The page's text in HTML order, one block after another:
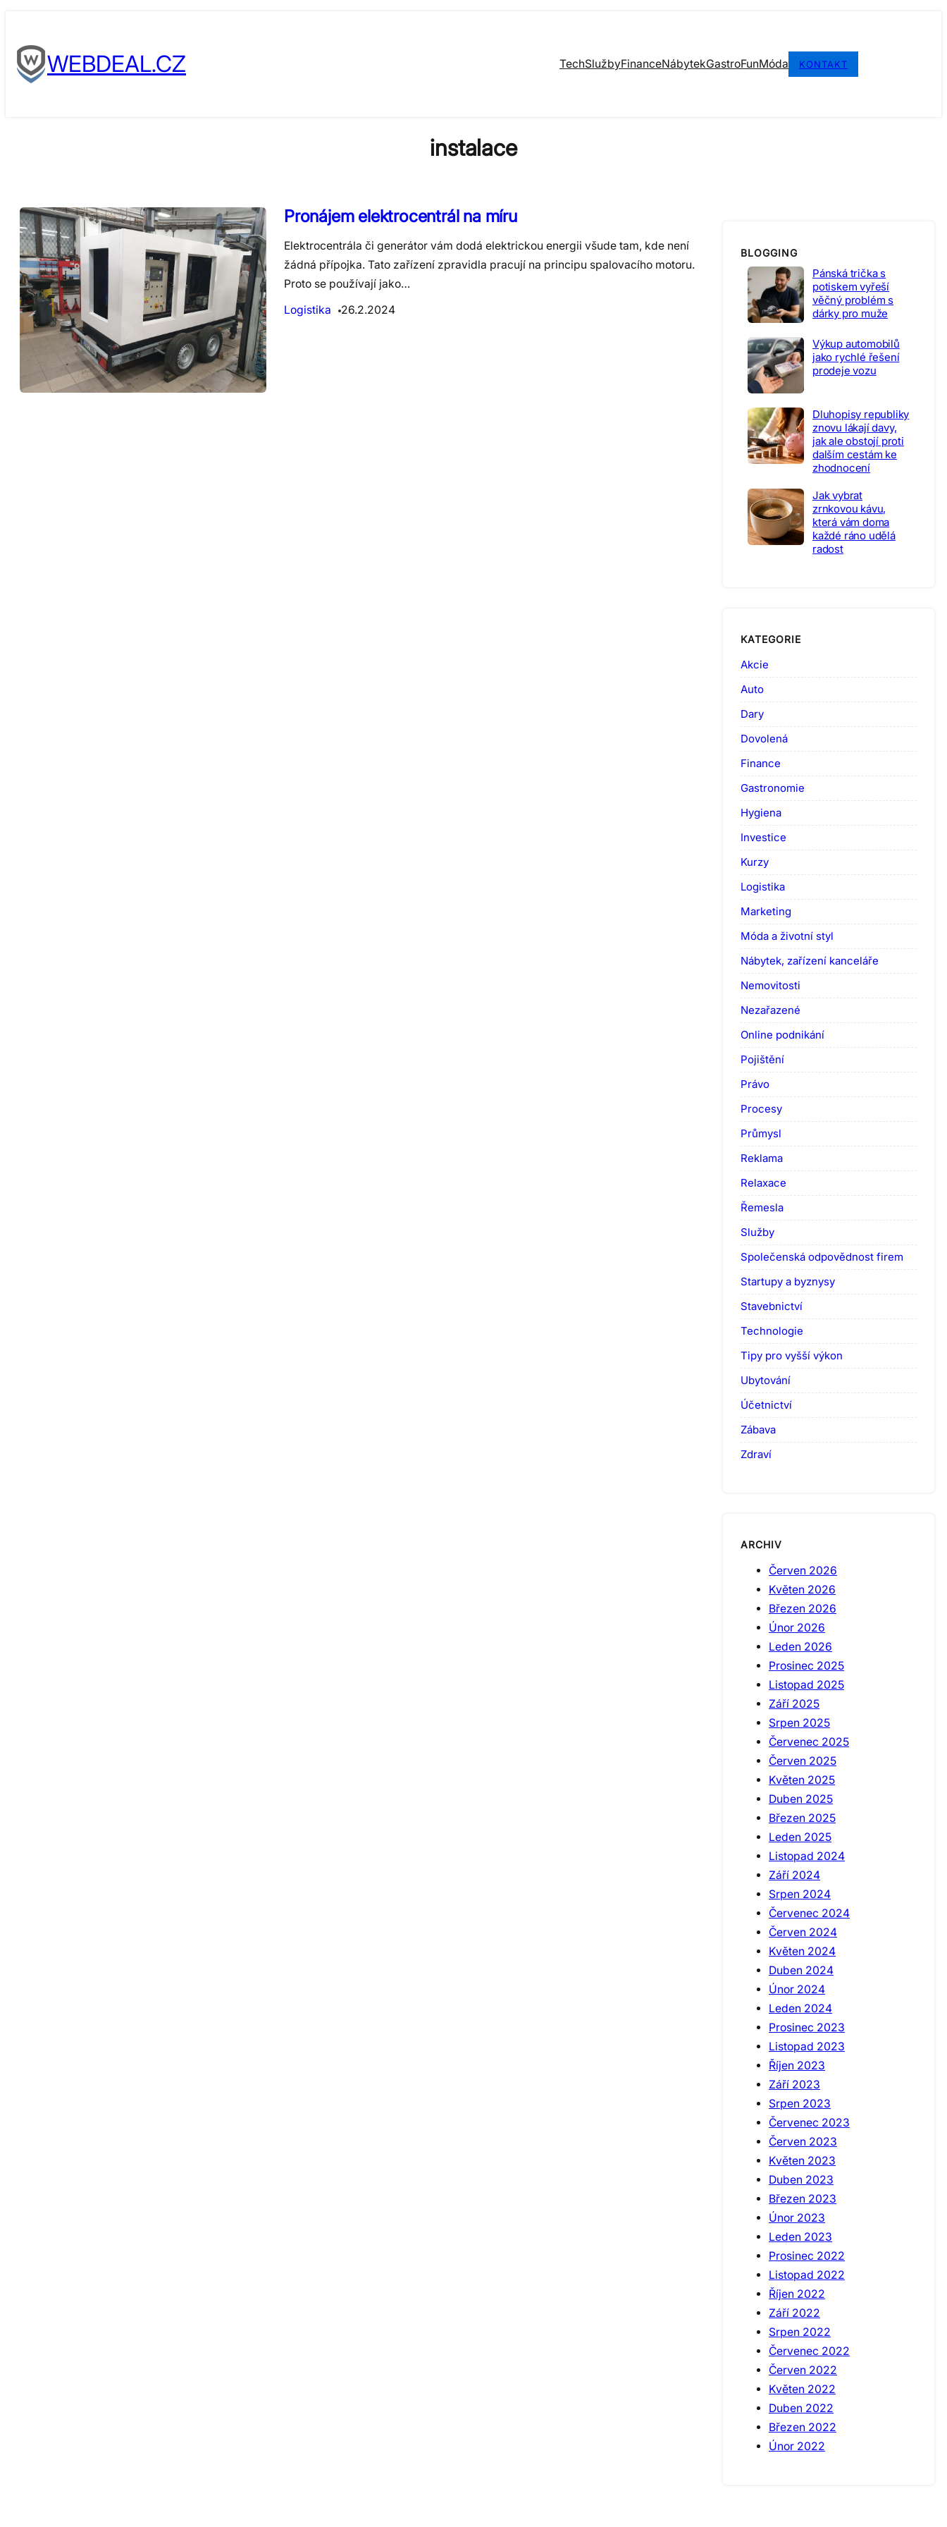
contentWEBDEAL.CZ TechSlužbyFinanceNábytekGastroFunMóda KONTAKT
instalace
Pronájem elektrocentrál na míru
Elektrocentrála či generátor vám dodá elektrickou energii všude tam, kde není
žádná přípojka. Tato zařízení zpravidla pracují na principu spalovacího motoru.
Proto se používají jako…
Logistika
26.2.2024
BLOGGING
Pánská trička s
potiskem vyřeší
věčný problém s
dárky pro muže
Výkup automobilů
jako rychlé řešení
prodeje vozu
Dluhopisy republiky
znovu lákají davy,
jak ale obstojí proti
dalším cestám ke
zhodnocení
Jak vybrat
zrnkovou kávu,
která vám doma
každé ráno udělá
radost
KATEGORIE
Akcie
Auto
Dary
Dovolená
Finance
Gastronomie
Hygiena
Investice
Kurzy
Logistika
Marketing
Móda a životní styl
Nábytek, zařízení kanceláře
Nemovitosti
Nezařazené
Online podnikání
Pojištění
Právo
Procesy
Průmysl
Reklama
Relaxace
Řemesla
Služby
Společenská odpovědnost firem
Startupy a byznysy
Stavebnictví
Technologie
Tipy pro vyšší výkon
Ubytování
Účetnictví
Zábava
Zdraví
ARCHIV
Červen 2026
Květen 2026
Březen 2026
Únor 2026
Leden 2026
Prosinec 2025
Listopad 2025
Září 2025
Srpen 2025
Červenec 2025
Červen 2025
Květen 2025
Duben 2025
Březen 2025
Leden 2025
Listopad 2024
Září 2024
Srpen 2024
Červenec 2024
Červen 2024
Květen 2024
Duben 2024
Únor 2024
Leden 2024
Prosinec 2023
Listopad 2023
Říjen 2023
Září 2023
Srpen 2023
Červenec 2023
Červen 2023
Květen 2023
Duben 2023
Březen 2023
Únor 2023
Leden 2023
Prosinec 2022
Listopad 2022
Říjen 2022
Září 2022
Srpen 2022
Červenec 2022
Červen 2022
Květen 2022
Duben 2022
Březen 2022
Únor 2022